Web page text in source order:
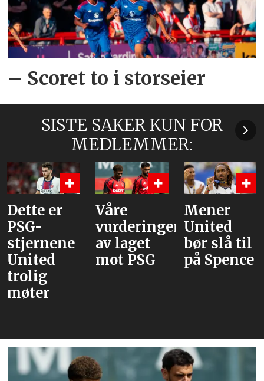
– Scoret to i storseier
SISTE SAKER KUN FOR
MEDLEMMER:
Våre
vurderinger
av laget
mot PSG
Mener
United
bør slå til
på Spence
Flere
Rodri
velger